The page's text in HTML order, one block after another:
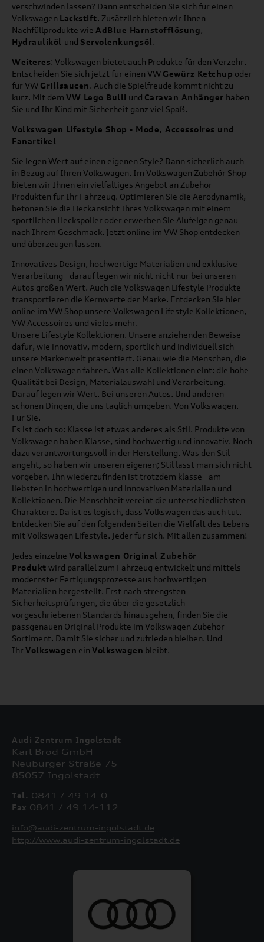
verschwinden lassen? Dann entscheiden Sie sich für einen
Volkswagen Lackstift. Zusätzlich bieten wir Ihnen
Nachfüllprodukte wie AdBlue Harnstofflösung,
Hydrauliköl und Servolenkungsöl.
Weiteres: Volkswagen bietet auch Produkte für den Verzehr.
Entscheiden Sie sich jetzt für einen VW Gewürz Ketchup oder
für VW Grillsaucen. Auch die Spielfreude kommt nicht zu
kurz. Mit dem VW Lego Bulli und Caravan Anhänger haben
Sie und Ihr Kind mit Sicherheit ganz viel Spaß.
Volkswagen Lifestyle Shop - Mode, Accessoires und
Fanartikel
Sie legen Wert auf einen eigenen Style? Dann sicherlich auch
in Bezug auf Ihren Volkswagen. Im Volkswagen Zubehör Shop
bieten wir Ihnen ein vielfältiges Angebot an Zubehör
Produkten für Ihr Fahrzeug. Optimieren Sie die Aerodynamik,
betonen Sie die Heckansicht Ihres Volkswagen mit einem
sportlichen Heckspoiler oder erwerben Sie Alufelgen genau
nach Ihrem Geschmack. Jetzt online im VW Shop entdecken
und überzeugen lassen.
Innovatives Design, hochwertige Materialien und exklusive
Verarbeitung - darauf legen wir nicht nicht nur bei unseren
Autos großen Wert. Auch die Volkswagen Lifestyle Produkte
transportieren die Kernwerte der Marke. Entdecken Sie hier
online im VW Shop unsere Volkswagen Lifestyle Kollektionen,
VW Accessoires und vieles mehr.
Unsere Lifestyle Kollektionen. Unsere anziehenden Beweise
dafür, wie innovativ, modern, sportlich und individuell sich
unsere Markenwelt präsentiert. Genau wie die Menschen, die
einen Volkswagen fahren. Was alle Kollektionen eint: die hohe
Qualität bei Design, Materialauswahl und Verarbeitung.
Darauf legen wir Wert. Bei unseren Autos. Und anderen
schönen Dingen, die uns täglich umgeben. Von Volkswagen.
Für Sie.
Es ist doch so: Klasse ist etwas anderes als Stil. Produkte von
Volkswagen haben Klasse, sind hochwertig und innovativ. Noch
dazu verantwortungsvoll in der Herstellung. Was den Stil
angeht, so haben wir unseren eigenen; Stil lässt man sich nicht
vorgeben. Ihn wiederzufinden ist trotzdem klasse - am
liebsten in hochwertigen und innovativen Materialien und
Kollektionen. Die Menschheit vereint die unterschiedlichsten
Charaktere. Da ist es logisch, dass Volkswagen das auch tut.
Entdecken Sie auf den folgenden Seiten die Vielfalt des Lebens
mit Volkswagen Lifestyle. Jeder für sich. Mit allen zusammen!
Jedes einzelne Volkswagen Original Zubehör
Produkt wird parallel zum Fahrzeug entwickelt und mittels
modernster Fertigungsprozesse aus hochwertigen
Materialien hergestellt. Erst nach strengsten
Sicherheitsprüfungen, die über die gesetzlich
vorgeschriebenen Standards hinausgehen, finden Sie die
passgenauen Original Produkte im Volkswagen Zubehör
Sortiment. Damit Sie sicher und zufrieden bleiben. Und
Ihr Volkswagen ein Volkswagen bleibt.
Audi Zentrum Ingolstadt
Karl Brod GmbH
Neuburger Straße 75
85057 Ingolstadt
Tel. 0841 / 49 14-0
Fax 0841 / 49 14-112
info@audi-zentrum-ingolstadt.de
http://www.audi-zentrum-ingolstadt.de